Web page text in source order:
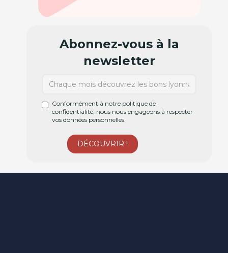
Abonnez-vous à la
newsletter
Conformément à notre politique de
confidentialité, nous nous engageons à respecter
vos données personnelles.